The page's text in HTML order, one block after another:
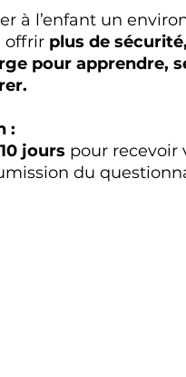
à l’enfant un
offrir plus de
pour apprendre,
:
jours pour recevoir
du